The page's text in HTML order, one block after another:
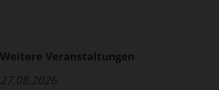
Weitere Veranstaltungen
27.08.2026